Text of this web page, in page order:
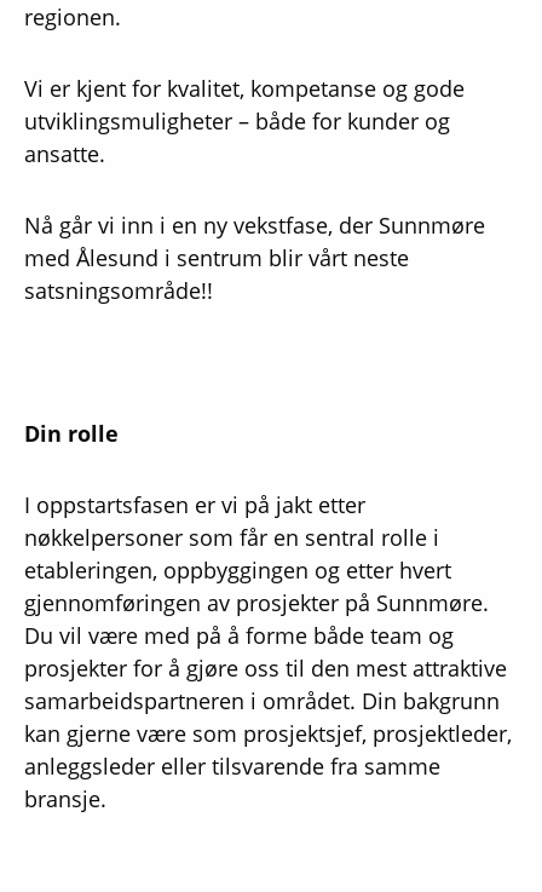
regionen.
Vi er kjent for kvalitet, kompetanse og gode
utviklingsmuligheter – både for kunder og
ansatte.
Nå går vi inn i en ny vekstfase, der Sunnmøre
med Ålesund i sentrum blir vårt neste
satsningsområde!!
Din rolle
I oppstartsfasen er vi på jakt etter
nøkkelpersoner som får en sentral rolle i
etableringen, oppbyggingen og etter hvert
gjennomføringen av prosjekter på Sunnmøre.
Du vil være med på å forme både team og
prosjekter for å gjøre oss til den mest attraktive
samarbeidspartneren i området. Din bakgrunn
kan gjerne være som prosjektsjef, prosjektleder,
anleggsleder eller tilsvarende fra samme
bransje.